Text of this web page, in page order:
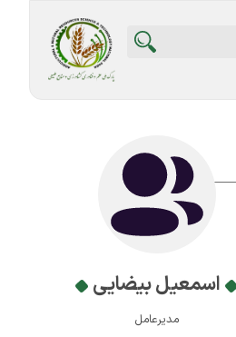
اسمعیل بیضایی
مدیرعامل